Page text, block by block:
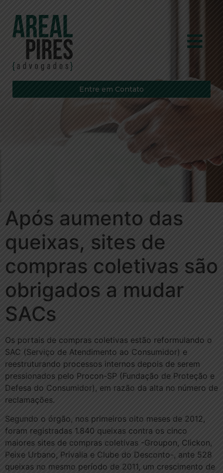
Entre em Contato
Após aumento das
queixas, sites de
compras coletivas são
obrigados a mudar
SACs
Os portais de compras coletivas estão reformulando o
SAC (Serviço de Atendimento ao Consumidor) e
reestruturando processos internos depois de serem
pressionados pelo Procon-SP (Fundação de Proteção e
Defesa do Consumidor), em razão da alta no número de
reclamações.
Segundo o órgão, nos primeiros oito meses de 2012,
foram registradas 1.840 queixas contra os cinco
maiores sites de compras coletivas -Groupon, Clickon,
Peixe Urbano, Privalia e Clube do Desconto-, ante 528
queixas no mesmo período de 2011, um crescimento de